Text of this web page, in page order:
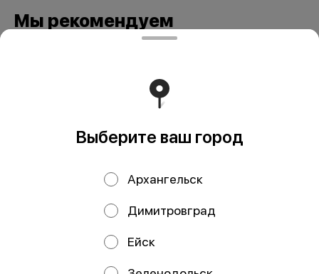
Мы рекомендуем
Выберите ваш город
Архангельск
Димитровград
Ейск